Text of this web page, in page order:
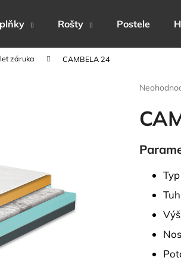
Rošty Postele
záruka CAMBELA 24
Průměrné
produktu
je
z
5
Co potřebujete najít?
HLEDAT